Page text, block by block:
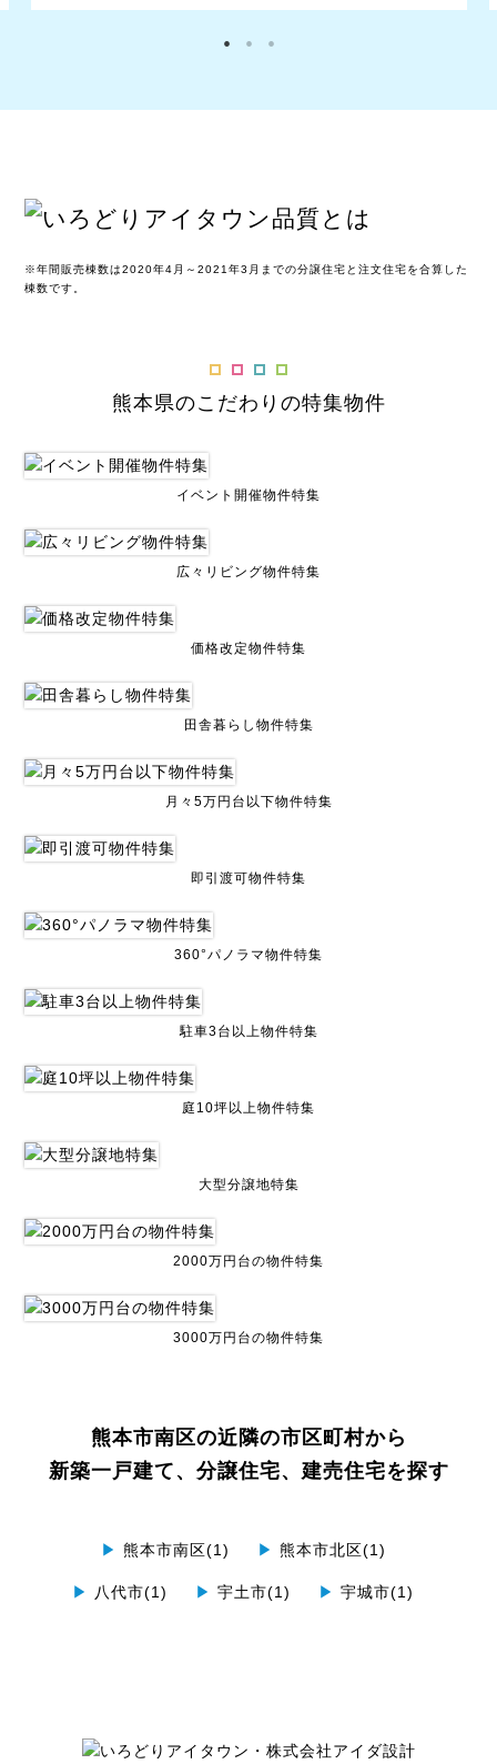
※年間販売棟数は2020年4月～2021年3月までの分譲住宅と注文住宅を合算した
棟数です。
熊本県のこだわりの特集物件
イベント開催物件特集
広々リビング物件特集
価格改定物件特集
田舎暮らし物件特集
月々5万円台以下物件特集
即引渡可物件特集
360°パノラマ物件特集
駐車3台以上物件特集
庭10坪以上物件特集
大型分譲地特集
2000万円台の物件特集
3000万円台の物件特集
熊本市南区の近隣の市区町村から
新築一戸建て、分譲住宅、建売住宅を探す
▶ 熊本市南区(1) ▶ 熊本市北区(1)
▶ 八代市(1) ▶ 宇土市(1) ▶ 宇城市(1)